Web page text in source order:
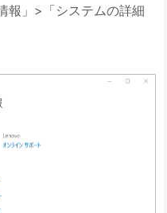
報」>「システムの詳細